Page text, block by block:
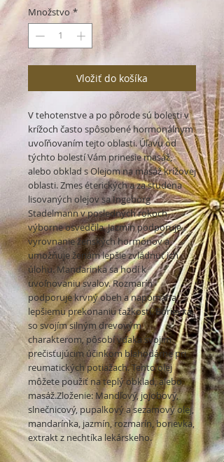
Množstvo *
Vložiť do košíka
V tehotenstve a po pôrode sú bolesti v
krížoch často spôsobené hormonálnym
uvoľňovaním tejto oblasti. Úľavu od
týchto bolestí Vám prinesie masáž,
alebo obklad s Olejom na masáž krížovej
oblasti. Zmes éterických a za studena
lisovaných olejov sa Ingeborg
Stadelmann v posledných rokoch
výborne osvedčila. Jazmín podporuje
vyrovnanie ženských hormónov a
umožňuje ženám lepšie zvládnuť ich
úlohu. Mandarinka sa hodí k
uvoľnovaniu svalov. Rozmarín
podporuje krvný obeh a napomáha
lepšiemu prekonaniu ťažkostí. Borievka,
so svojím silným drevovým
charakterom, pôsobí vďaka svojim
prečisťujúcim účinkom blahodárne pri
reumatických potiažach. Tento olej
môžete použiť na teplý obklad, alebo
masáž.Zloženie: Mandľový, jojobový,
slnečnicový, pupalkový a sezamový olej,
mandarínka, jazmín, rozmarín, borievka,
extrakt z nechtíka lekárskeho.